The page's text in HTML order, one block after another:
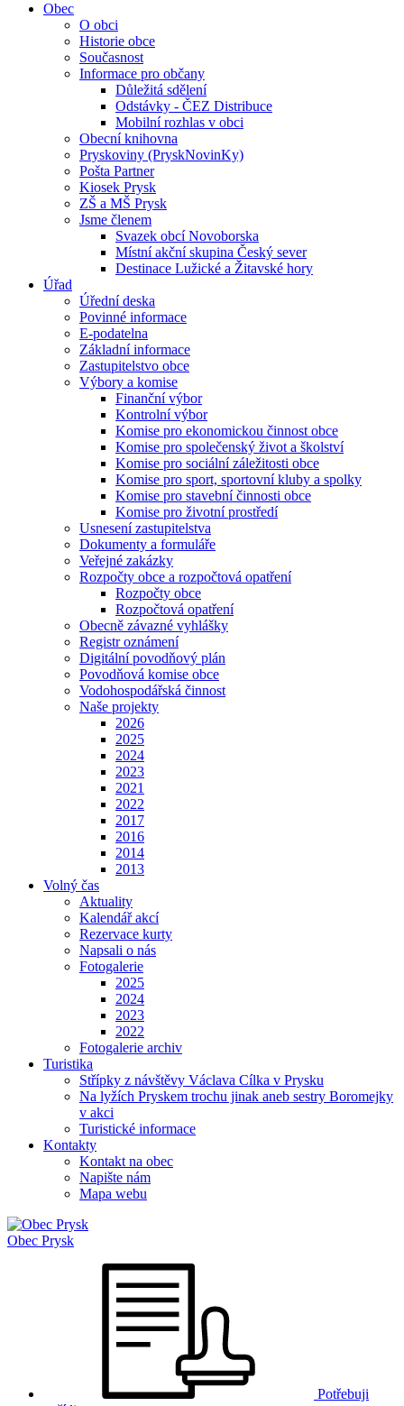
Obec
O obci
Historie obce
Současnost
Informace pro občany
Důležitá sdělení
Odstávky - ČEZ Distribuce
Mobilní rozhlas v obci
Obecní knihovna
Pryskoviny (PryskNovinKy)
Pošta Partner
Kiosek Prysk
ZŠ a MŠ Prysk
Jsme členem
Svazek obcí Novoborska
Místní akční skupina Český sever
Destinace Lužické a Žitavské hory
Úřad
Úřední deska
Povinné informace
E-podatelna
Základní informace
Zastupitelstvo obce
Výbory a komise
Finanční výbor
Kontrolní výbor
Komise pro ekonomickou činnost obce
Komise pro společenský život a školství
Komise pro sociální záležitosti obce
Komise pro sport, sportovní kluby a spolky
Komise pro stavební činnosti obce
Komise pro životní prostředí
Usnesení zastupitelstva
Dokumenty a formuláře
Veřejné zakázky
Rozpočty obce a rozpočtová opatření
Rozpočty obce
Rozpočtová opatření
Obecně závazné vyhlášky
Registr oznámení
Digitální povodňový plán
Povodňová komise obce
Vodohospodářská činnost
Naše projekty
2026
2025
2024
2023
2021
2022
2017
2016
2014
2013
Volný čas
Aktuality
Kalendář akcí
Rezervace kurty
Napsali o nás
Fotogalerie
2025
2024
2023
2022
Fotogalerie archiv
Turistika
Střípky z návštěvy Václava Cílka v Prysku
Na lyžích Pryskem trochu jinak aneb sestry Boromejky
v akci
Turistické informace
Kontakty
Kontakt na obec
Napište nám
Mapa webu
Obec Prysk
Potřebuji